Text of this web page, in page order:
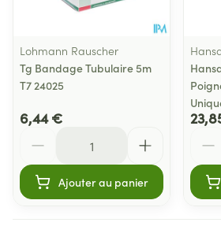
Lohmann Rauscher
Tg Bandage Tubulaire 5m
T7 24025
6,44 €
Ajouter au panier